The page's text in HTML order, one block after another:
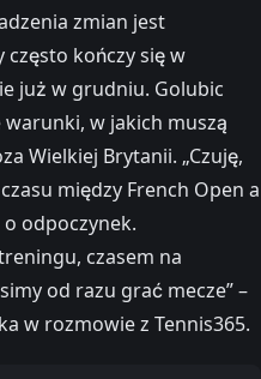
zmian jest
często kończy się w
już w grudniu. Golubic
w jakich muszą
Wielkiej Brytanii. „Czuję,
między French Open a
odpoczynek.
czasem na
od razu grać mecze” –
w rozmowie z Tennis365.